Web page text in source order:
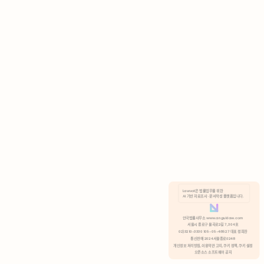
분석 쿠키 허용
Lawvot은 법률업무를 위한
AI 기반 자료조사 · 문서작성 플랫폼입니다.
안국법률사무소 www.anguklaw.com
서울시 종로구 율곡로2길 7, 304호
02)3210-3330 105-05-48527 대표 정희찬
통신판매 2024서울종로0248
개인정보 처리방침, 이용약관 고지, 쿠키 정책, 쿠키 설정
오픈소스 소프트웨어 공지